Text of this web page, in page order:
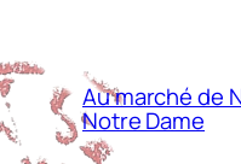
Au marché de
Notre Dame